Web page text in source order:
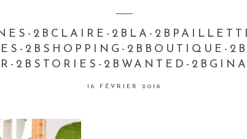
2BCLAIRE-2BLA-
2BSHOPPING-2BBOUTIQUE-
2BSTORIES-2BWANTED-
16 FÉVRIER 2018